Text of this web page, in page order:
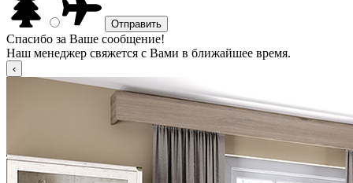
Спасибо за Ваше сообщение!
Наш менеджер свяжется с Вами в ближайшее время.